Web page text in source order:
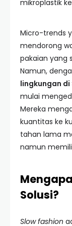
mikroplastik
Micro-trends
mendorong
pakaian yang
Namun,
lingkungan
mulai
Mereka
kuantitas ke
tahan lama
namun
Solusi?
Slow fashion